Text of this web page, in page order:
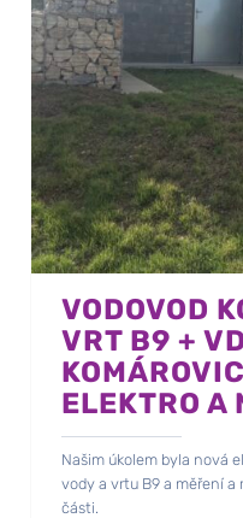
VODOVOD
VRT B9 +
ELEKTRO A
Našim úkolem byla nová
vody a vrtu B9 a měření
části.